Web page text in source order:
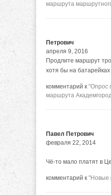
маршрута
Петрович
апреля 9, 2016
Продлите маршрут
хотя бы на батарейках
комментарий к "Опрос
маршрута
Павел Петрович
февраля 22, 2014
Чё-то мало платят в
комментарий к "Новые